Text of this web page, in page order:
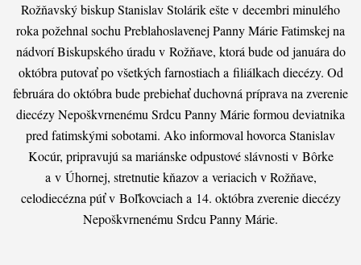
Rožňavský biskup Stanislav Stolárik ešte v decembri minulého
roka požehnal sochu Preblahoslavenej Panny Márie Fatimskej na
nádvorí Bis­kupského úradu v Rožňave, ktorá bude od januára do
októbra putovať po všetkých farnostiach a filiálkach diecézy. Od
februára do októbra bude prebiehať duchovná príprava na zverenie
diecézy Nepoškvrnenému Srdcu Panny Márie formou deviatnika
pred fatimskými sobotami. Ako informoval hovorca Stanislav
Kocúr, pripravujú sa mariánske odpustové slávnosti v Bôrke
a v Úhornej, stretnutie kňazov a veriacich v Rožňave,
celodiecézna púť v Boľkovciach a 14. októbra zverenie diecézy
Nepoškvrnenému Srdcu Panny Márie.